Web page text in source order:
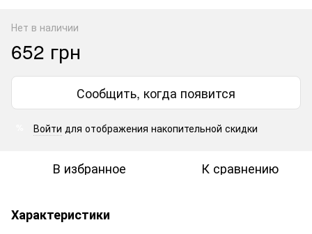
Нет в наличии
652 грн
Сообщить, когда появится
Войти для отображения накопительной скидки
В избранное К сравнению
Характеристики